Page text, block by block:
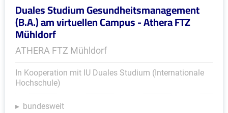
Duales Studium Gesundheitsmanagement
(B.A.) am virtuellen Campus - Athera FTZ
Mühldorf
ATHERA FTZ Mühldorf
In Kooperation mit IU Duales Studium (Internationale
Hochschule)
bundesweit